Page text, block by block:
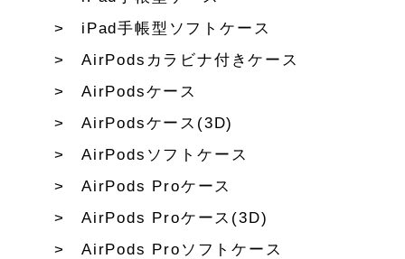
iPad手帳型ソフトケース
AirPodsカラビナ付きケース
AirPodsケース
AirPodsケース(3D)
AirPodsソフトケース
AirPods Proケース
AirPods Proケース(3D)
AirPods Proソフトケース